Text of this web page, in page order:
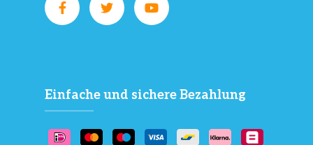
Einfache und sichere Bezahlung